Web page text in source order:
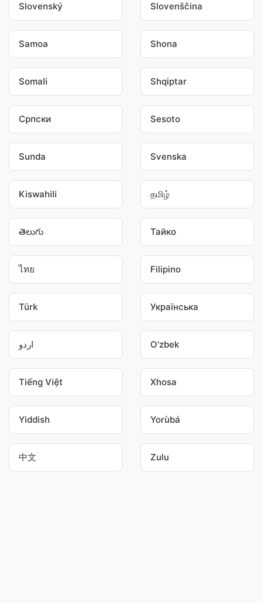
Slovenský Slovenščina
Samoa Shona
Somali Shqiptar
Српски Sesoto
Sunda Svenska
Kiswahili தமிழ்
తెలుగు Тайко
ไทย Filipino
Türk Українська
اردو O'zbek
Tiếng Việt Xhosa
Yiddish Yorùbá
中文 Zulu